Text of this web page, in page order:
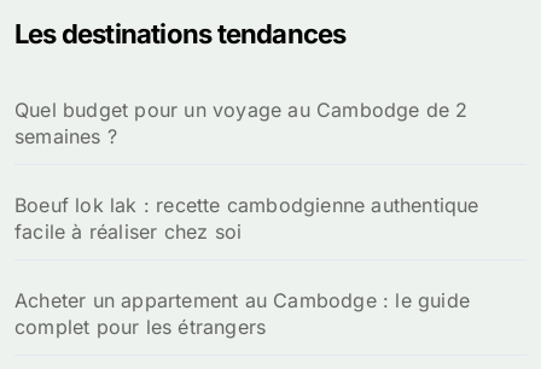
r
e
r
Les destinations tendances
Quel budget pour un voyage au Cambodge de 2
semaines ?
Boeuf lok lak : recette cambodgienne authentique
facile à réaliser chez soi
Acheter un appartement au Cambodge : le guide
complet pour les étrangers